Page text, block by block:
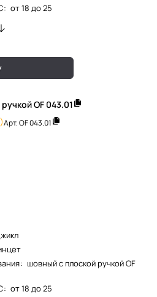
: от 18 до 25
OF 043.01
Арт.OF 043.01
: шовный с плоской ручкой OF
: от 18 до 25